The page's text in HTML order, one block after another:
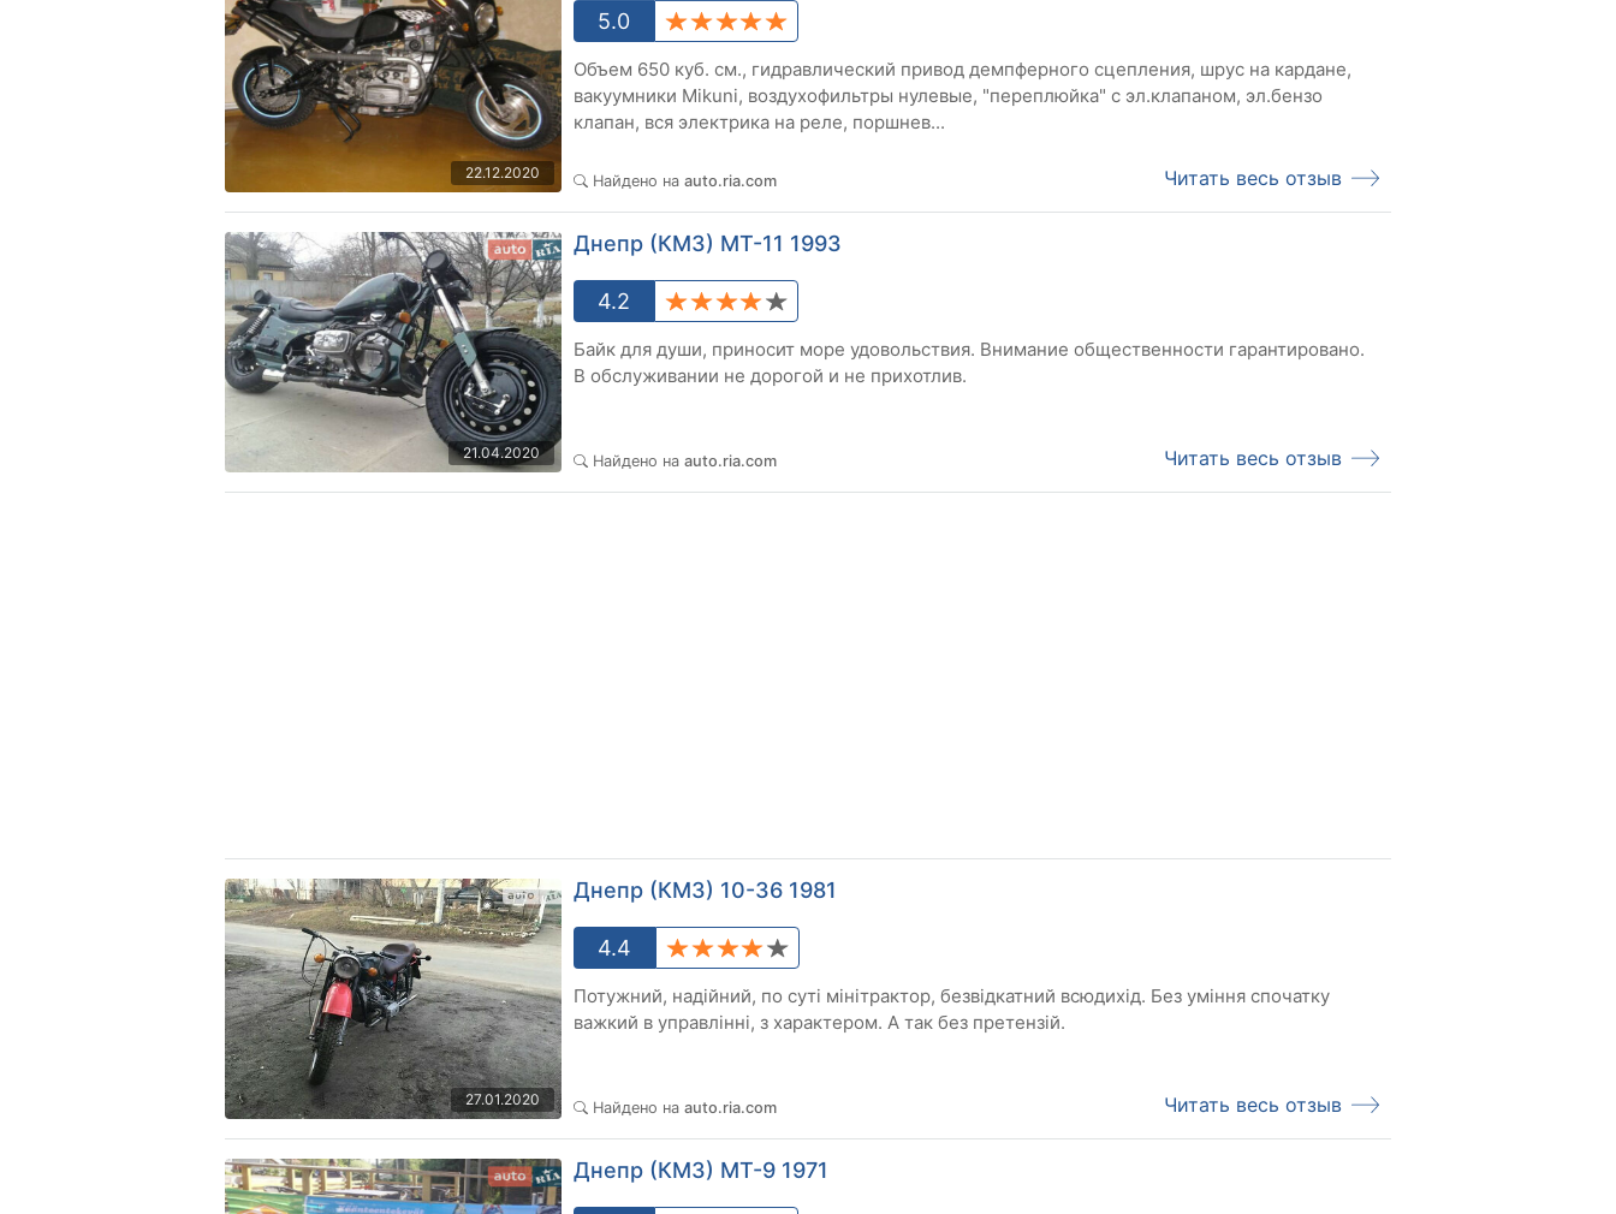
22.12.2020
5.0
Объем 650 куб. см., гидравлический привод демпферного сцепления, шрус на кардане,
вакуумники Mikuni, воздухофильтры нулевые, "переплюйка" с эл.клапаном, эл.бензо
клапан, вся электрика на реле, поршнев...
Найдено на auto.ria.com Читать весь отзыв
21.04.2020
Днепр (КМЗ) МТ-11 1993
4.2
Байк для души, приносит море удовольствия. Внимание общественности гарантировано.
В обслуживании не дорогой и не прихотлив.
Найдено на auto.ria.com Читать весь отзыв
27.01.2020
Днепр (КМЗ) 10-36 1981
4.4
Потужний, надійний, по суті мінітрактор, безвідкатний всюдихід. Без уміння спочатку
важкий в управлінні, з характером. А так без претензій.
Найдено на auto.ria.com Читать весь отзыв
Днепр (КМЗ) МТ-9 1971